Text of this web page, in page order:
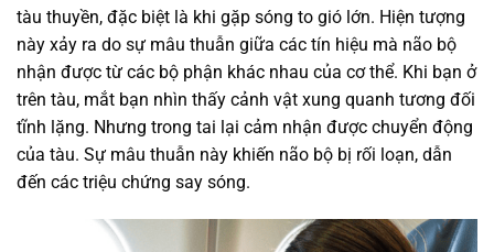
tàu thuyền, đặc biệt là khi gặp sóng to gió lớn. Hiện tượng
này xảy ra do sự mâu thuẫn giữa các tín hiệu mà não bộ
nhận được từ các bộ phận khác nhau của cơ thể. Khi bạn ở
trên tàu, mắt bạn nhìn thấy cảnh vật xung quanh tương đối
tĩnh lặng. Nhưng trong tai lại cảm nhận được chuyển động
của tàu. Sự mâu thuẫn này khiến não bộ bị rối loạn, dẫn
đến các triệu chứng say sóng.